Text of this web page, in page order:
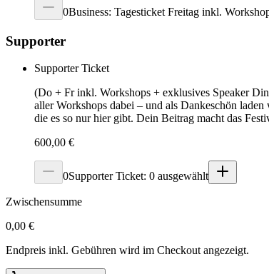
0Business: Tagesticket Freitag inkl.
Supporter
Supporter Ticket
(Do + Fr inkl. Workshops + exklusives Speaker
aller Workshops dabei – und als Dankeschön
die es so nur hier gibt. Dein Beitrag macht das
600,00 €
0Supporter Ticket: 0 ausgewählt
Zwischensumme
0,00 €
Endpreis inkl. Gebühren wird im Checkout angezeigt.